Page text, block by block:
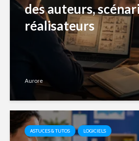
des auteurs,
réalisateurs
Aurore
ASTUCES & TUTOS LOGICIELS